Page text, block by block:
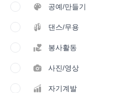
공예/만들기
댄스/무용
봉사활동
사진/영상
자기계발